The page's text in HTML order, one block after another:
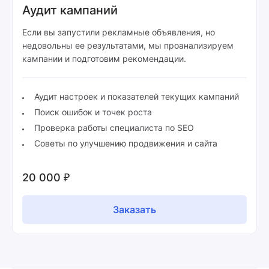
Аудит кампаний
Если вы запустили рекламные объявления, но
недовольны ее результатами, мы проанализируем
кампании и подготовим рекомендации.
Аудит настроек и показателей текущих кампаний
Поиск ошибок и точек роста
Проверка работы специалиста по SEO
Советы по улучшению продвижения и сайта
20 000 ₽
Заказать